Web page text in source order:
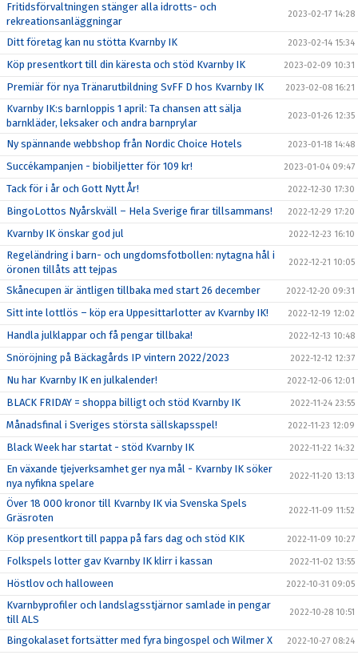
Fritidsförvaltningen stänger alla idrotts- och
rekreationsanläggningar
2023-02-17 14:28
Ditt företag kan nu stötta Kvarnby IK 2023-02-14 15:34
Köp presentkort till din käresta och stöd Kvarnby IK 2023-02-09 10:31
Premiär för nya Tränarutbildning SvFF D hos Kvarnby IK 2023-02-08 16:21
Kvarnby IK:s barnloppis 1 april: Ta chansen att sälja
barnkläder, leksaker och andra barnprylar
2023-01-26 12:35
Ny spännande webbshop från Nordic Choice Hotels 2023-01-18 14:48
Succékampanjen - biobiljetter för 109 kr! 2023-01-04 09:47
Tack för i år och Gott Nytt År! 2022-12-30 17:30
BingoLottos Nyårskväll – Hela Sverige firar tillsammans! 2022-12-29 17:20
Kvarnby IK önskar god jul 2022-12-23 16:10
Regeländring i barn- och ungdomsfotbollen: nytagna hål i
öronen tillåts att tejpas
2022-12-21 10:05
Skånecupen är äntligen tillbaka med start 26 december 2022-12-20 09:31
Sitt inte lottlös – köp era Uppesittarlotter av Kvarnby IK! 2022-12-19 12:02
Handla julklappar och få pengar tillbaka! 2022-12-13 10:48
Snöröjning på Bäckagårds IP vintern 2022/2023 2022-12-12 12:37
Nu har Kvarnby IK en julkalender! 2022-12-06 12:01
BLACK FRIDAY = shoppa billigt och stöd Kvarnby IK 2022-11-24 23:55
Månadsfinal i Sveriges största sällskapsspel! 2022-11-23 12:09
Black Week har startat - stöd Kvarnby IK 2022-11-22 14:32
En växande tjejverksamhet ger nya mål - Kvarnby IK söker
nya nyfikna spelare
2022-11-20 13:13
Över 18 000 kronor till Kvarnby IK via Svenska Spels
Gräsroten
2022-11-09 11:52
Köp presentkort till pappa på fars dag och stöd KIK 2022-11-09 10:27
Folkspels lotter gav Kvarnby IK klirr i kassan 2022-11-02 13:55
Höstlov och halloween 2022-10-31 09:05
Kvarnbyprofiler och landslagsstjärnor samlade in pengar
till ALS
2022-10-28 10:51
Bingokalaset fortsätter med fyra bingospel och Wilmer X 2022-10-27 08:24